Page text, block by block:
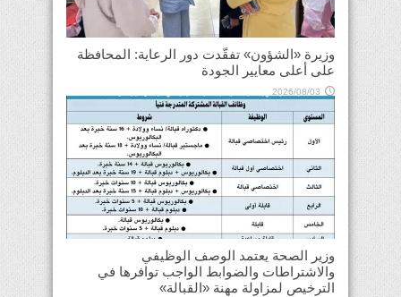
وزيرة «الشؤون» تفقّدت دور الرعاية: المحافظة
على أعلى معايير الجودة
2026/08/03
وزير الصحة يعتمد الوصف الوظيفي
والاشتراطات والضوابط الواجب توافرها في
الترخيص لمزاولة مهنة «القبالة»